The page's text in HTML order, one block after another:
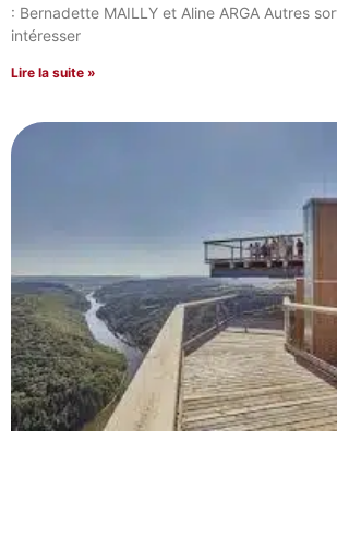
: Bernadette MAILLY et Aline ARGA Autres
intéresser
Lire la suite »